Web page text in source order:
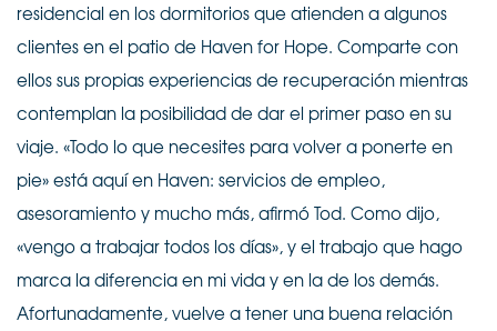
residencial en los dormitorios que atienden a algunos
clientes en el patio de Haven for Hope. Comparte con
ellos sus propias experiencias de recuperación mientras
contemplan la posibilidad de dar el primer paso en su
viaje. «Todo lo que necesites para volver a ponerte en
pie» está aquí en Haven: servicios de empleo,
asesoramiento y mucho más, afirmó Tod. Como dijo,
«vengo a trabajar todos los días», y el trabajo que hago
marca la diferencia en mi vida y en la de los demás.
Afortunadamente, vuelve a tener una buena relación